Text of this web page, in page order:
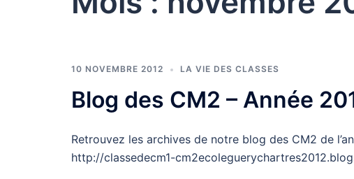
10 NOVEMBRE 2012 LA VIE DES CLASSES
Blog des CM2 – Année
Retrouvez les archives de notre blog des CM2 de
http://classedecm1-